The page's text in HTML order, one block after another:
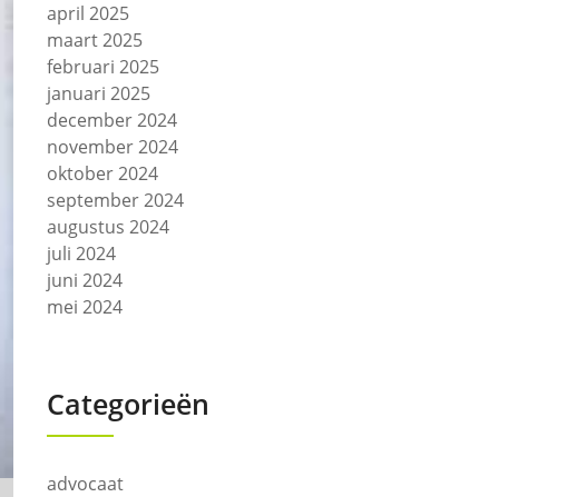
april 2025
maart 2025
februari 2025
januari 2025
december 2024
november 2024
oktober 2024
september 2024
augustus 2024
juli 2024
juni 2024
mei 2024
Categorieën
advocaat